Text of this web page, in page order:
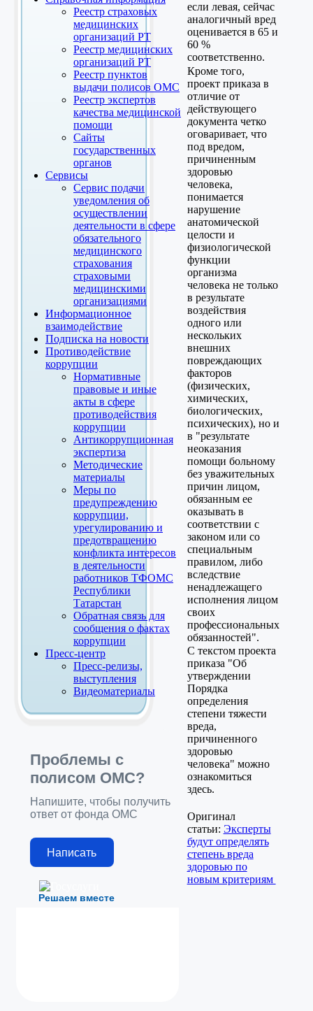
Реестр страховых
медицинских
организаций РТ
Реестр медицинских
организаций РТ
Реестр пунктов
выдачи полисов ОМС
Реестр экспертов
качества медицинской
помощи
Сайты
государственных
органов
Сервисы
Сервис подачи
уведомления об
осуществлении
деятельности в сфере
обязательного
медицинского
страхования
страховыми
медицинскими
организациями
Информационное
взаимодействие
Подписка на новости
Противодействие
коррупции
Нормативные
правовые и иные
акты в сфере
противодействия
коррупции
Антикоррупционная
экспертиза
Методические
материалы
Меры по
предупреждению
коррупции,
урегулированию и
предотвращению
конфликта интересов
в деятельности
работников ТФОМС
Республики
Татарстан
Обратная связь для
сообщения о фактах
коррупции
Пресс-центр
Пресс-релизы,
выступления
Видеоматериалы
Решаем вместе
Проблемы с
полисом ОМС?
Напишите, чтобы получить
ответ от фонда ОМС
Написать
если левая, сейчас
аналогичный вред
оценивается в 65 и
60 %
соответственно.
Кроме того,
проект приказа в
отличие от
действующего
документа четко
оговаривает, что
под вредом,
причиненным
здоровью
человека,
понимается
нарушение
анатомической
целости и
физиологической
функции
организма
человека не только
в результате
воздействия
одного или
нескольких
внешних
повреждающих
факторов
(физических,
химических,
биологических,
психических), но и
в "результате
неоказания
помощи больному
без уважительных
причин лицом,
обязанным ее
оказывать в
соответствии с
законом или со
специальным
правилом, либо
вследствие
ненадлежащего
исполнения лицом
своих
профессиональных
обязанностей".
С текстом проекта
приказа "Об
утверждении
Порядка
определения
степени тяжести
вреда,
причиненного
здоровью
человека" можно
ознакомиться
здесь.
Оригинал
статьи: Эксперты
будут определять
степень вреда
здоровью по
новым критериям